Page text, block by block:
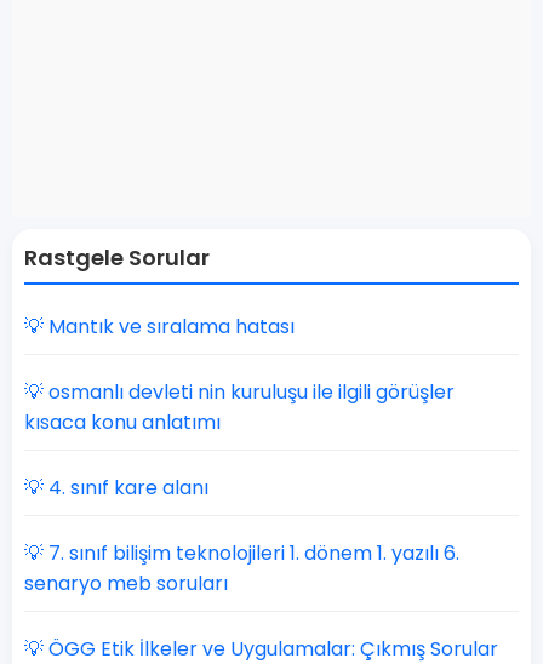
Rastgele Sorular
💡 Mantık ve sıralama hatası
💡 osmanlı devleti nin kuruluşu ile ilgili görüşler
kısaca konu anlatımı
💡 4. sınıf kare alanı
💡 7. sınıf bilişim teknolojileri 1. dönem 1. yazılı 6.
senaryo meb soruları
💡 ÖGG Etik İlkeler ve Uygulamalar: Çıkmış Sorular